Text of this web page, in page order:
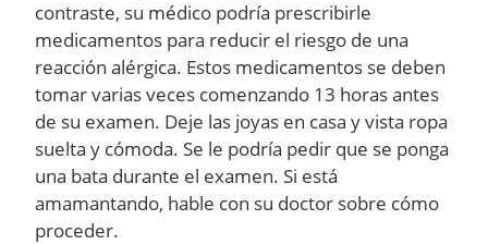
contraste, su médico podría prescribirle
medicamentos para reducir el riesgo de una
reacción alérgica. Estos medicamentos se deben
tomar varias veces comenzando 13 horas antes
de su examen. Deje las joyas en casa y vista ropa
suelta y cómoda. Se le podría pedir que se ponga
una bata durante el examen. Si está
amamantando, hable con su doctor sobre cómo
proceder.